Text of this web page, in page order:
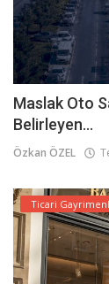
Maslak Oto
Belirleyen...
Özkan ÖZEL
Ticari